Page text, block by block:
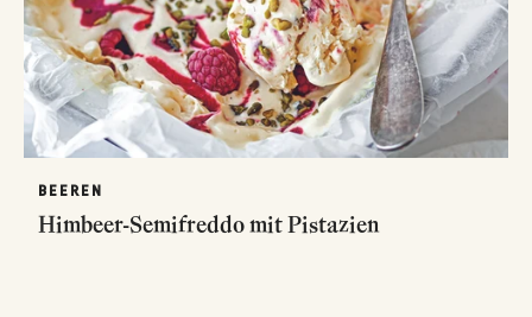
BEEREN
Himbeer-Semifreddo mit Pistazien